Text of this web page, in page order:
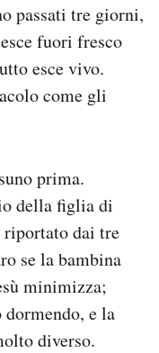
passati tre giorni,
fuori fresco
esce vivo.
come gli
prima.
della figlia di
riportato dai tre
se la bambina
minimizza;
e la
diverso.